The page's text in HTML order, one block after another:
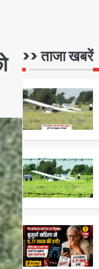
>> ताजा खबरें
2
3
4